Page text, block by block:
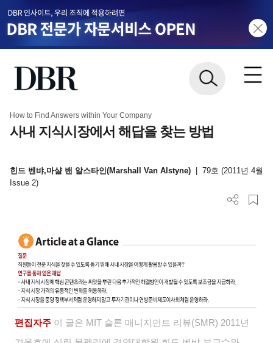
How to Find Answers within Your Company
사내 지식시장에서 해답을 찾는 방법
힌드 벤뱌,마샬 밴 알스타인(Marshall Van Alstyne)
79호 (2011년 4월
Issue 2)
편집자주 이 글은 MIT 슬론 매니지먼트 리뷰(SMR) 2011년